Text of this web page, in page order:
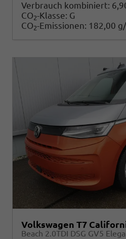
Verbrauch kombiniert:
CO2-Klasse: G
CO2-Emissionen: 182,00
Volkswagen T7
Beach 2.0TDI DSG GV5